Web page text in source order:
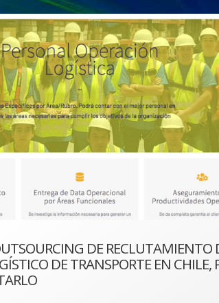
DE RECLUTAMIENTO
DE TRANSPORTE EN CHILE,